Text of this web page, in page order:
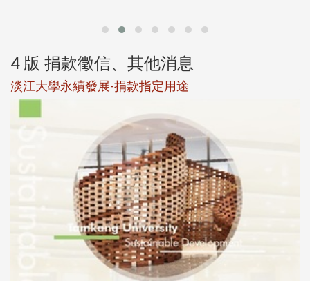
4 版 捐款徵信、其他消息
校友個人資料保護聲明
母校配合「個人資料保護法」之施行，並導入個資管理，對
於校友之個人資料應盡善良管理人之責任，並於母校 ...